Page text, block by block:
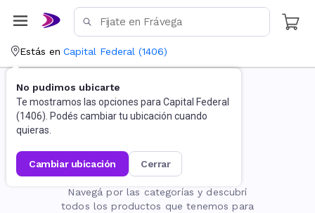
Estás en Capital Federal (1406)
No pudimos ubicarte
Te mostramos las opciones para Capital Federal
(1406). Podés cambiar tu ubicación cuando
quieras.
cambiar ubicación cerrar
La página no existe
Navegá por las categorías y descubrí
todos los productos que tenemos para